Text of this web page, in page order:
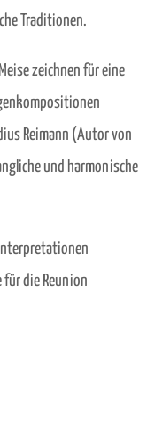
Traditionen.
zeichnen für eine
Reimann (Autor von
und harmonische
für die Reunion